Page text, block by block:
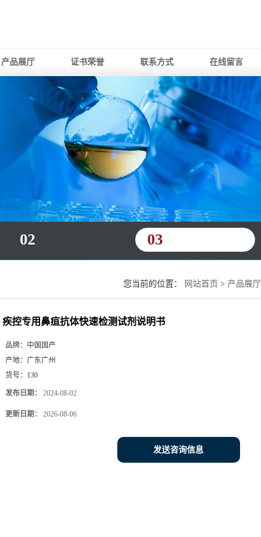
产品展厅 证书荣誉 联系方式 在线留言
02 03
您当前的位置： 网站首页 > 产品展厅
疾控专用鼻疽抗体快速检测试剂说明书
品牌： 中国国产
产地： 广东广州
货号： 130
发布日期： 2024-08-02
更新日期： 2026-08-06
发送咨询信息